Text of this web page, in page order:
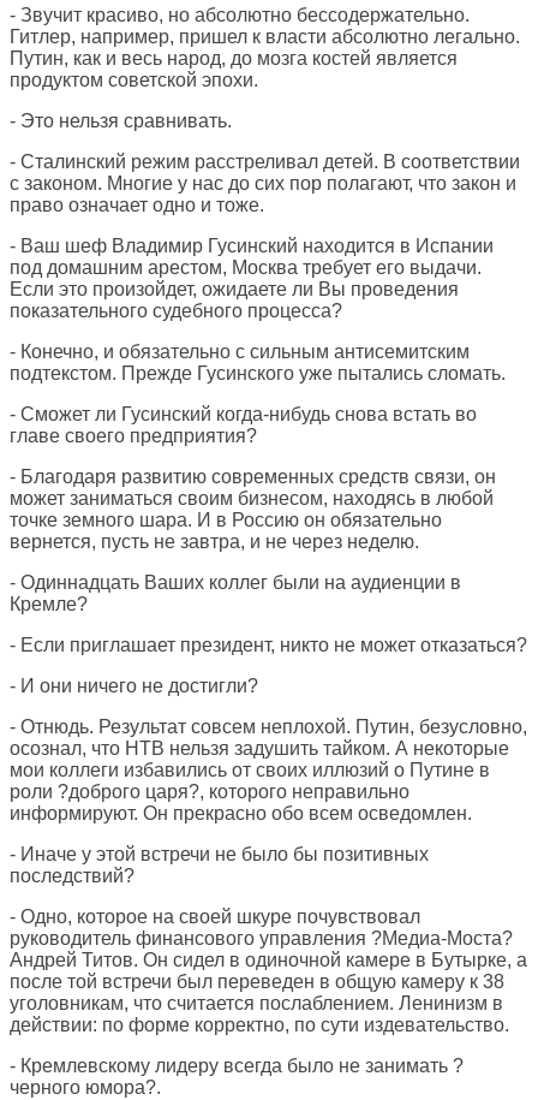
- Звучит красиво, но абсолютно бессодержательно.
Гитлер, например, пришел к власти абсолютно легально.
Путин, как и весь народ, до мозга костей является
продуктом советской эпохи.
- Это нельзя сравнивать.
- Сталинский режим расстреливал детей. В соответствии
с законом. Многие у нас до сих пор полагают, что закон и
право означает одно и тоже.
- Ваш шеф Владимир Гусинский находится в Испании
под домашним арестом, Москва требует его выдачи.
Если это произойдет, ожидаете ли Вы проведения
показательного судебного процесса?
- Конечно, и обязательно с сильным антисемитским
подтекстом. Прежде Гусинского уже пытались сломать.
- Сможет ли Гусинский когда-нибудь снова встать во
главе своего предприятия?
- Благодаря развитию современных средств связи, он
может заниматься своим бизнесом, находясь в любой
точке земного шара. И в Россию он обязательно
вернется, пусть не завтра, и не через неделю.
- Одиннадцать Ваших коллег были на аудиенции в
Кремле?
- Если приглашает президент, никто не может отказаться?
- И они ничего не достигли?
- Отнюдь. Результат совсем неплохой. Путин, безусловно,
осознал, что НТВ нельзя задушить тайком. А некоторые
мои коллеги избавились от своих иллюзий о Путине в
роли ?доброго царя?, которого неправильно
информируют. Он прекрасно обо всем осведомлен.
- Иначе у этой встречи не было бы позитивных
последствий?
- Одно, которое на своей шкуре почувствовал
руководитель финансового управления ?Медиа-Моста?
Андрей Титов. Он сидел в одиночной камере в Бутырке, а
после той встречи был переведен в общую камеру к 38
уголовникам, что считается послаблением. Ленинизм в
действии: по форме корректно, по сути издевательство.
- Кремлевскому лидеру всегда было не занимать ?
черного юмора?.